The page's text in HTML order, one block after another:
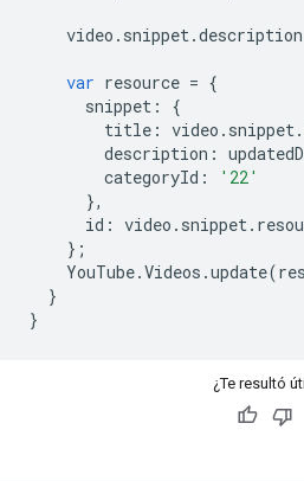
video . snippet.description
var resource = {
snippet :
{
title : video . snippet.
description :
categoryId :
'22'
},
id : video . snippet.
};
YouTube.Videos .update(
}
}
¿Te resultó